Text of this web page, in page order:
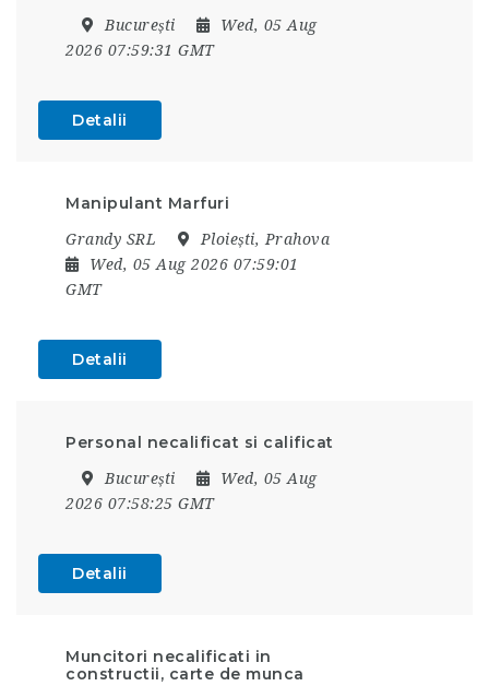
București
Wed, 05 Aug
2026 07:59:31 GMT
Detalii
Manipulant Marfuri
Grandy SRL
Ploiești, Prahova
Wed, 05 Aug 2026 07:59:01
GMT
Detalii
Personal necalificat si calificat
București
Wed, 05 Aug
2026 07:58:25 GMT
Detalii
Muncitori necalificati in
constructii, carte de munca